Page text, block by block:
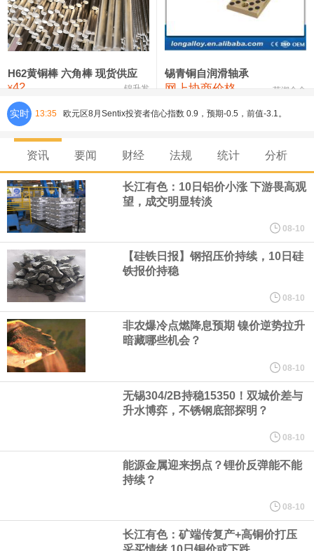
铸造铝合金锭(ZL102) 24,300—24,500 24,400
压铸锌合金锭 26,100—26,300
氯化镍 38,300—40,300 39,300 0
H62黄铜棒 六角棒 现货供应
¥42 锦升发
锡青铜自润滑轴承
网上协商价格 芜湖合金
实时 13:35 欧元区8月Sentix投资者信心指数 0.9，预期-0.5，前值-3.1。
8月10日，人民币对美元即期汇率盘中最高升至6.7439，创下2023
年2月6日以来的3年多新高。工银亚洲在展望下半年人民币走势时认
为，人民币汇率大概率延续波动、缓步走升态势，主要影响因素包
括：一是下半年预计出口延续韧性增长，关注地缘风险及关税政策
对出口产品和地区结构、量价关系分化等影响；二是国际资金增配
人民币资产，资金净流入支持人民币中枢走强；三是美元对人民币
中间价相机调整。
《天津市智能机器人产业创新发展行动方案（2026—2028年）印发
国家发展改革委、国家能源局印发《煤炭工业发展“十五五”规划》。
其中指出，统筹资源开发条件、市场需求、运输通道、环境约束等
因素，有序推进煤炭资源开发。西部资源富集地区强化开发整体规
资讯 要闻 财经 法规 统计 分析
长江有色：10日铝价小涨 下游畏高观
望，成交明显转淡
08-10
【硅铁日报】钢招压价持续，10日硅
铁报价持稳
08-10
非农爆冷点燃降息预期 镍价逆势拉升
暗藏哪些机会？
08-10
无锡304/2B持稳15350！双城价差与
升水博弈，不锈钢底部探明？
08-10
能源金属迎来拐点？锂价反弹能不能
持续？
08-10
长江有色：矿端传复产+高铜价打压